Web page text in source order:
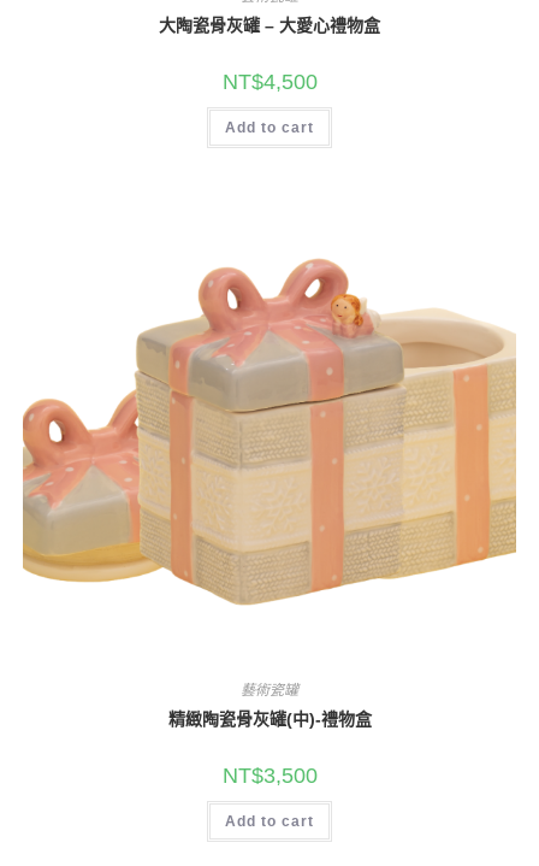
大陶瓷骨灰罐 – 大愛心禮物盒
NT$4,500
Add to cart
藝術瓷罐
精緻陶瓷骨灰罐(中)-禮物盒
NT$3,500
Add to cart